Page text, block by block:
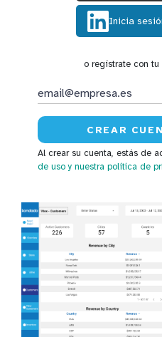
Inicia
o regístrate con tu
Al crear su cuenta, estás de
de uso y nuestra política de